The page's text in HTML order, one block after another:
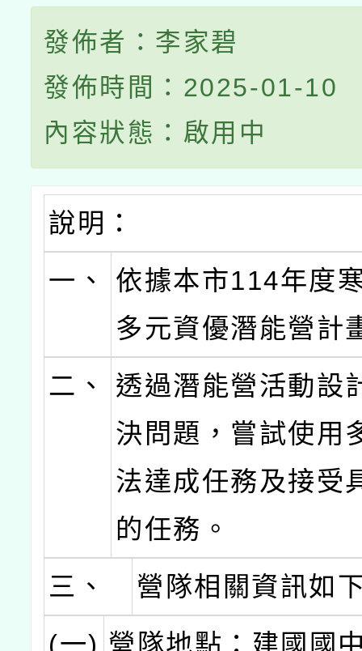
發佈者：李家碧
發佈時間：2025-01-10
內容狀態：啟用中
說明：
一、
依據本市114年度
多元資優潛能營計
二、
透過潛能營活動設
決問題，嘗試使用
法達成任務及接受
的任務。
三、
營隊相關資訊如
(一) 營隊地點：建國國